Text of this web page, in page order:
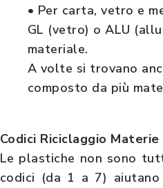
• Per carta, vetro e
GL (vetro) o ALU
materiale.
A volte si trovano
composto da più
Codici Riciclaggio
Le plastiche non sono
codici (da 1 a 7)